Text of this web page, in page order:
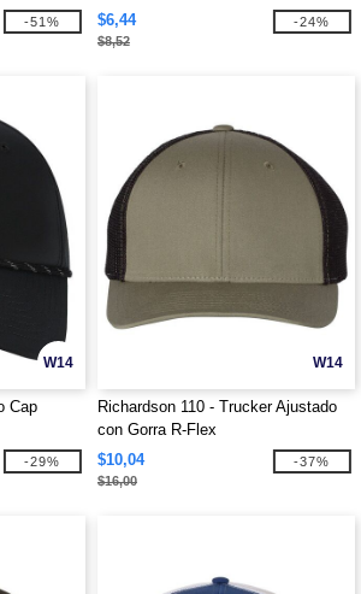
-51%
$6,44
$8,52
-24%
W14
Cap
-29%
W14
Richardson 110 - Trucker Ajustado
con Gorra R-Flex
$10,04
$16,00
-37%